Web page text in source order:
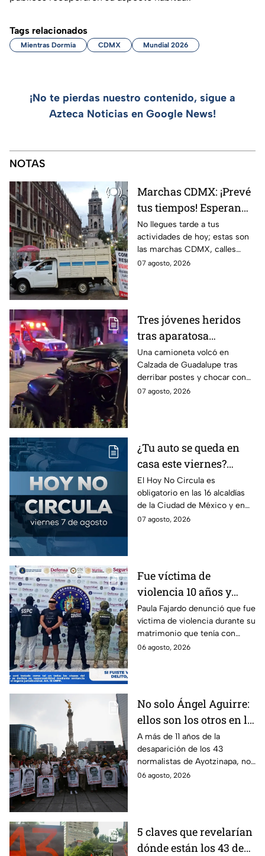
Tags relacionados
Mientras Dormía CDMX Mundial 2026
¡No te pierdas nuestro contenido, sigue a
Azteca Noticias en Google News!
NOTAS
Marchas CDMX: ¡Prevé
tus tiempos! Esperan
presencia de
manifestantes en
Avenida México
Coyoacán
No llegues tarde a tus
actividades de hoy; estas son
las marchas CDMX, calles
cerradas y bloqueos que
07 agosto, 2026
Tres jóvenes heridos
tras aparatosa
volcadura en Tepeyac
Insurgentes y operativo
en la Juárez, mientras
dormía
Una camioneta volcó en
Calzada de Guadalupe tras
derribar postes y chocar con
un árbol, dejando a tres
07 agosto, 2026
¿Tu auto se queda en
casa este viernes?
Revisa el Hoy No
Circula de este 7 de
agosto
El Hoy No Circula es
obligatorio en las 16 alcaldías
de la Ciudad de México y en
los municipios conurbados del
07 agosto, 2026
Fue víctima de
violencia 10 años y
hasta ahora detienen al
presunto agresor: el
caso de Paula Fajardo
Paula Fajardo denunció que fue
víctima de violencia durante su
matrimonio que tenía con
Jorge Francisco “N”, quien fue
06 agosto, 2026
No solo Ángel Aguirre:
ellos son los otros en la
lupa por el caso
Ayotzinapa
A más de 11 años de la
desaparición de los 43
normalistas de Ayotzinapa, no
se ha conocido el paradero de
06 agosto, 2026
5 claves que revelarían
dónde están los 43 de